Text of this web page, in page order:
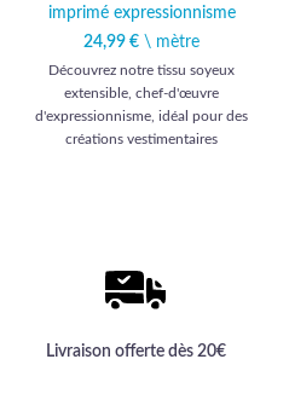
imprimé expressionnisme
24,99 € \ mètre
Découvrez notre tissu soyeux
extensible, chef-d'œuvre
d'expressionnisme, idéal pour des
créations vestimentaires
Livraison offerte dès 20€